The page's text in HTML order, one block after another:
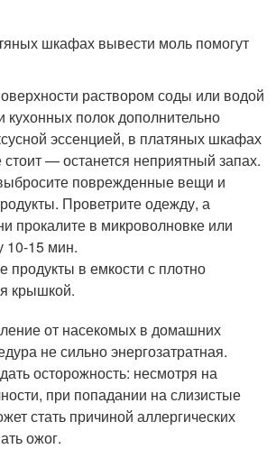
шкафах вывести моль помогут
раствором соды или водой
полок дополнительно
эссенцией, в платяных шкафах
стоит — останется неприятный запах.
поврежденные вещи и
Проветрите одежду, а
прокалите в микроволновке или
10-15 мин.
продукты в емкости с плотно
крышкой.
от насекомых в домашних
не сильно энергозатратная.
осторожность: несмотря на
при попадании на слизистые
стать причиной аллергических
ожог.